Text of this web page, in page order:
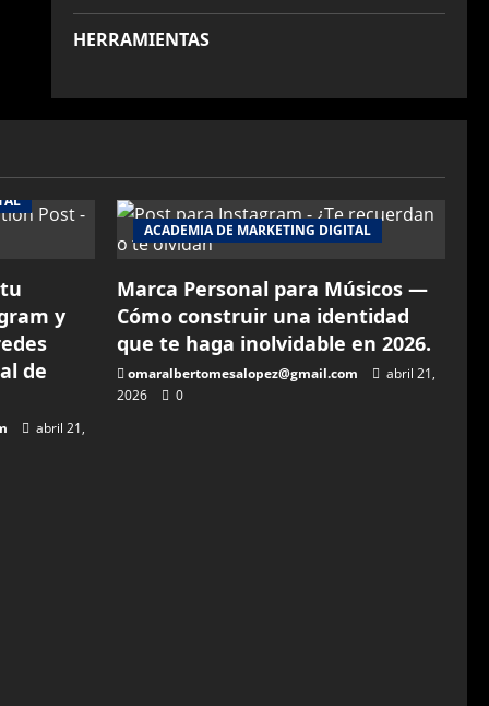
HERRAMIENTAS
y
de
abril 21,
ACADEMIA DE MARKETING DIGITAL
Marca Personal para Músicos —
Cómo construir una identidad
que te haga inolvidable en 2026.
omaralbertomesalopez@gmail.com
abril 21,
2026
0